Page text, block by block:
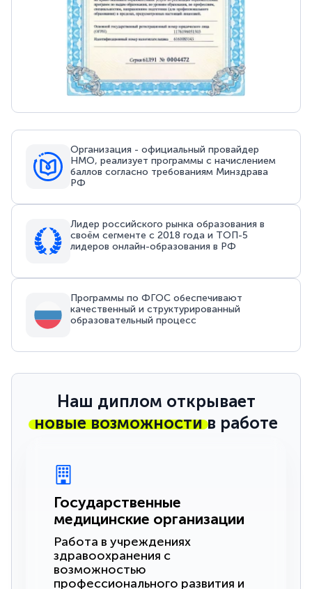
Организация - официальный провайдер
НМО, реализует программы с начислением
баллов согласно требованиям Минздрава
РФ
Лидер российского рынка образования в
своём сегменте с 2018 года и ТОП-5
лидеров онлайн-образования в РФ
Программы по ФГОС обеспечивают
качественный и структурированный
образовательный процесс
Наш диплом открывает
новые возможностив работе
Государственные
медицинские организации
Работа в учреждениях
здравоохранения с
возможностью
профессионального развития и